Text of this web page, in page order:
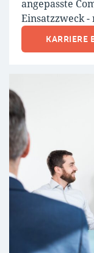
angepasste
Einsatzzweck
KARRIERE